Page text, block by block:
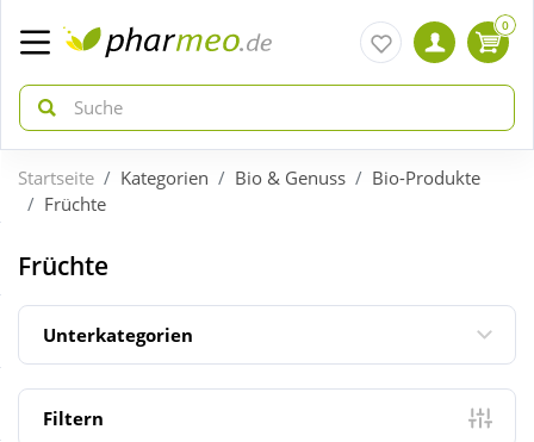
zurück
ÜBERSICHT AKTIONEN
Aktuelle Coupons
zurück
ÜBERSICHT KATEGORIEN
Arzneimittel
0
Startseite Kategorien Bio & Genuss
Bio-Produkte
Früchte
Früchte
Unterkategorien
Filtern